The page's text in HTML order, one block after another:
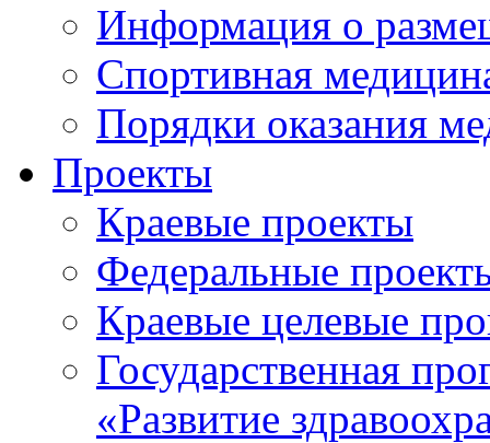
Информация о
Спортивная
Порядки оказания
Проекты
Краевые проекты
Федеральные
Краевые целевые
Государственная
«Развитие